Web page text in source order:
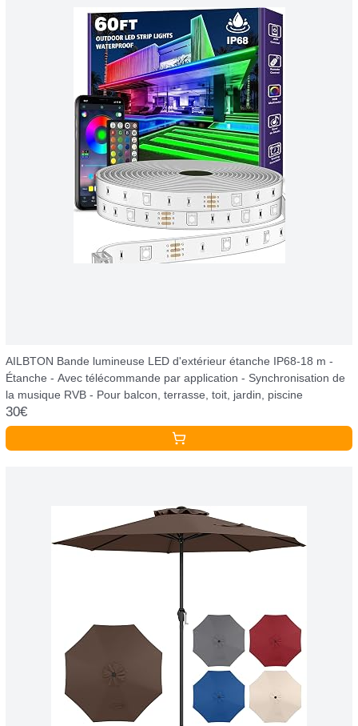
AILBTON Bande lumineuse LED d'extérieur étanche IP68-18 m -
Étanche - Avec télécommande par application - Synchronisation de
la musique RVB - Pour balcon, terrasse, toit, jardin, piscine
30€